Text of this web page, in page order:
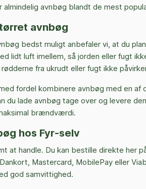
avnbøg blandt de mest
avnbøg
bedst muligt anbefaler vi, at du
lidt luft imellem, så jorden eller fugt
fra ukrudt eller fugt ikke
fordel kombinere avnbøg med en
du lade avnbøg tage over og levere
brændværdi.
hos Fyr-selv
at handle. Du kan bestille direkte her
Mastercard, MobilePay eller
god samvittighed.